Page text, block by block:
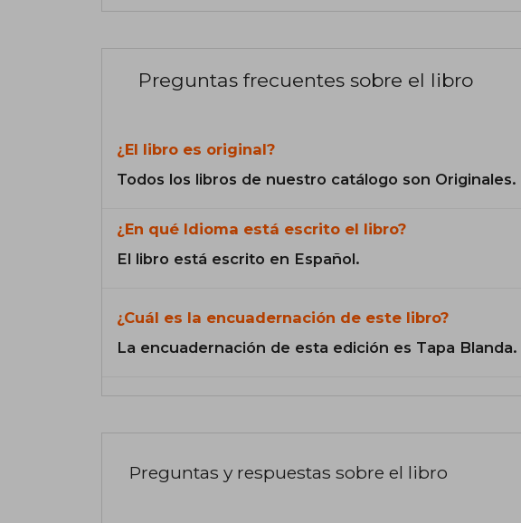
Preguntas frecuentes sobre el libro
¿El libro es original?
Todos los libros de nuestro catálogo son Originales.
¿En qué Idioma está escrito el libro?
El libro está escrito en Español.
¿Cuál es la encuadernación de este libro?
La encuadernación de esta edición es Tapa Blanda.
Preguntas y respuestas sobre el libro